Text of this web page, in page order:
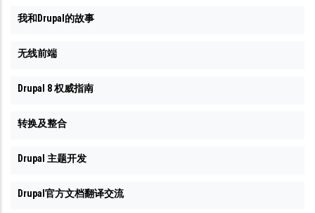
我和Drupal的故事
无线前端
Drupal 8 权威指南
转换及整合
Drupal 主题开发
Drupal官方文档翻译交流